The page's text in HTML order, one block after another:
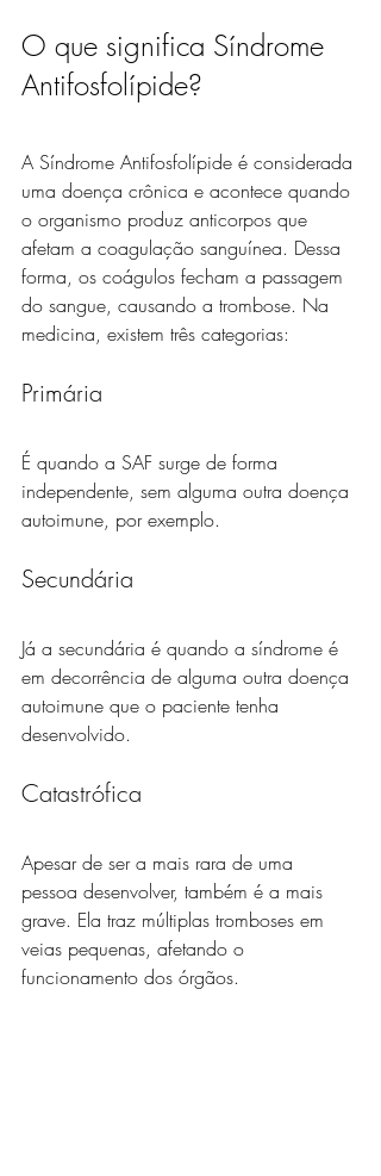
O que significa Síndrome
Antifosfolípide?
A Síndrome Antifosfolípide é considerada
uma doença crônica e acontece quando
o organismo produz anticorpos que
afetam a coagulação sanguínea. Dessa
forma, os coágulos fecham a passagem
do sangue, causando a trombose. Na
medicina, existem três categorias:
Primária
É quando a SAF surge de forma
independente, sem alguma outra doença
autoimune, por exemplo.
Secundária
Já a secundária é quando a síndrome é
em decorrência de alguma outra doença
autoimune que o paciente tenha
desenvolvido.
Catastrófica
Apesar de ser a mais rara de uma
pessoa desenvolver, também é a mais
grave. Ela traz múltiplas tromboses em
veias pequenas, afetando o
funcionamento dos órgãos.